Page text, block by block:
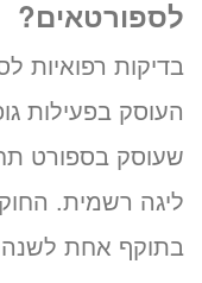
לספורטאים?
בדיקות רפואיות
העוסק בפעילות
שעוסק בספורט
ליגה רשמית.
בתוקף אחת